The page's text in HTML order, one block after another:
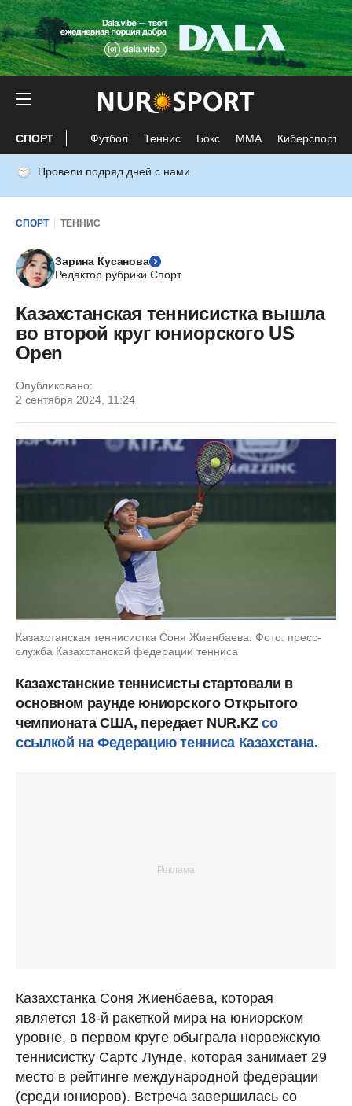
СПОРТ Футбол Теннис Бокс ММА Киберспорт
Провели подряд дней с нами
СПОРТ ТЕННИС
Зарина Кусанова
Редактор рубрики Спорт
Казахстанская теннисистка вышла
во второй круг юниорского US
Open
Опубликовано:
2 сентября 2024, 11:24
Казахстанская теннисистка Соня Жиенбаева. Фото: пресс-
служба Казахстанской федерации тенниса
Казахстанские теннисисты стартовали в
основном раунде юниорского Открытого
чемпионата США, передает NUR.KZсо
ссылкой на Федерацию тенниса Казахстана.
Казахстанка Соня Жиенбаева, которая
является 18-й ракеткой мира на юниорском
уровне, в первом круге обыграла норвежскую
теннисистку Сартс Лунде, которая занимает 29
место в рейтинге международной федерации
(среди юниоров). Встреча завершилась со